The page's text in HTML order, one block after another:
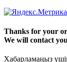
Thanks for your
We will contact
Хабарламаңыз